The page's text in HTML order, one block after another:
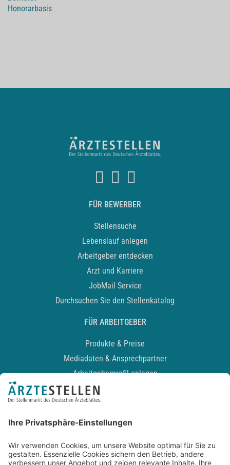
Honorarbasis
FÜR BEWERBER
Stellensuche
Lebenslauf anlegen
Arbeitgeber entdecken
Arzt und Karriere
JobMail Service
Durchsuchen Sie den Stellenkatalog
FÜR ARBEITGEBER
Produkte & Preise
Mediadaten & Ansprechpartner
Arbeitgeberprofil anlegen
Recruiting-Podcast
Kontakt
Datenschutz